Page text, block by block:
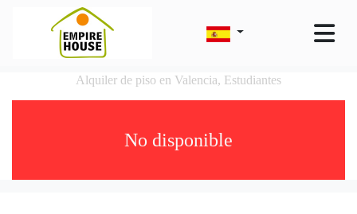
Alquiler de piso en Valencia, Estudiantes
No disponible